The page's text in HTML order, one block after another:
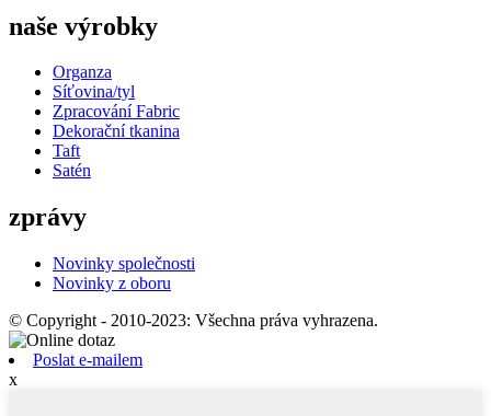
naše výrobky
Organza
Síťovina/tyl
Zpracování Fabric
Dekorační tkanina
Taft
Satén
zprávy
Novinky společnosti
Novinky z oboru
© Copyright - 2010-2023: Všechna práva vyhrazena.
Poslat e-mailem
x